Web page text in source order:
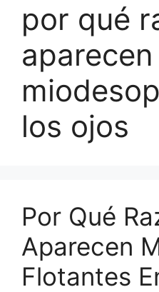
por qué
aparecen
los ojos
Por Qué
Aparecen
Flotantes